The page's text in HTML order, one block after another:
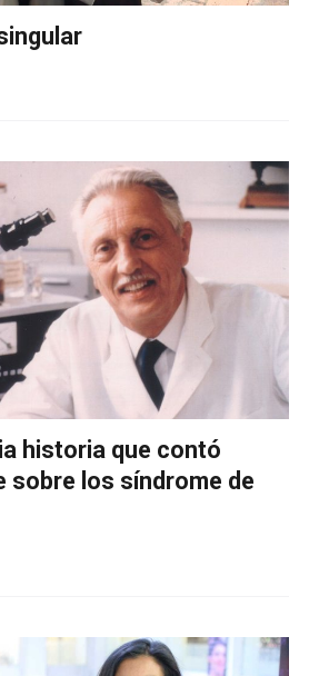
historia que contó
sobre los síndrome de